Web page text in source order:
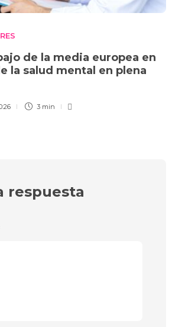
de la media europea en
la salud mental en plena
3 min
respuesta